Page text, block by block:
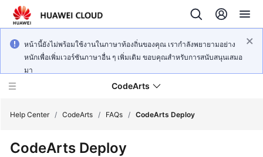
หน้านี้ยังไม่พร้อมใช้งานในภาษาท้องถิ่นของคุณ เรากำลังพยายามอย่าง
หนักเพื่อเพิ่มเวอร์ชันภาษาอื่น ๆ เพิ่มเติม ขอบคุณสำหรับการสนับสนุนเสมอ
มา
CodeArts
Service
Help Center / CodeArts / FAQs / CodeArts Deploy
CodeArts Deploy